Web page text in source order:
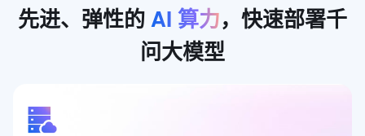
先进、弹性的AI 算力，快速部署千
问大模型